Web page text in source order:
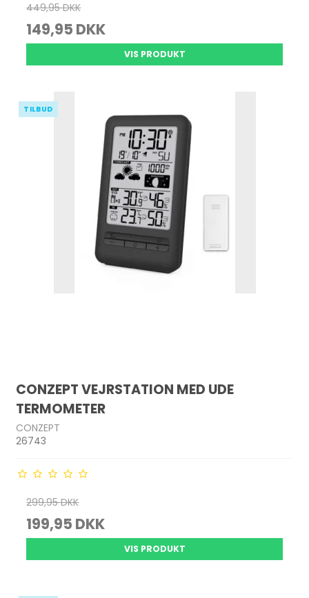
449,95 DKK
149,95 DKK
VIS PRODUKT
TILBUD
CONZEPT VEJRSTATION MED UDE
TERMOMETER
CONZEPT
26743
299,95 DKK
199,95 DKK
VIS PRODUKT